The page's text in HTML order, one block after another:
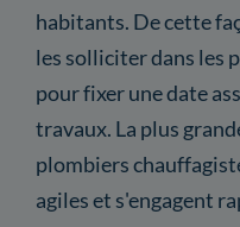
habitants. De cette
les solliciter dans les
pour fixer une date
travaux. La plus
plombiers
agiles et s'engagent